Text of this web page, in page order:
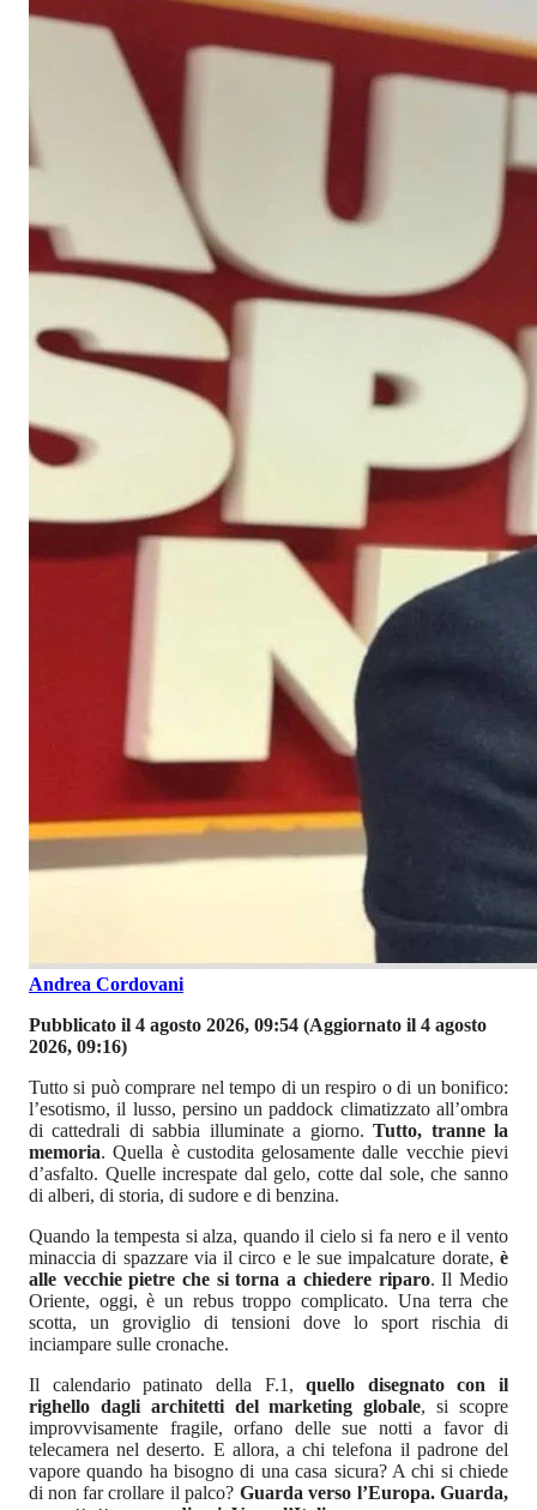
Andrea Cordovani
Pubblicato il 4 agosto 2026, 09:54 (Aggiornato il 4 agosto
2026, 09:16)
Tutto si può comprare nel tempo di un respiro o di un bonifico:
l’esotismo, il lusso, persino un paddock climatizzato all’ombra
di cattedrali di sabbia illuminate a giorno. Tutto, tranne la
memoria. Quella è custodita gelosamente dalle vecchie pievi
d’asfalto. Quelle increspate dal gelo, cotte dal sole, che sanno
di alberi, di storia, di sudore e di benzina.
Quando la tempesta si alza, quando il cielo si fa nero e il vento
minaccia di spazzare via il circo e le sue impalcature dorate, è
alle vecchie pietre che si torna a chiedere riparo. Il Medio
Oriente, oggi, è un rebus troppo complicato. Una terra che
scotta, un groviglio di tensioni dove lo sport rischia di
inciampare sulle cronache.
Il calendario patinato della F.1,quello disegnato con il
righello dagli architetti del marketing globale, si scopre
improvvisamente fragile, orfano delle sue notti a favor di
telecamera nel deserto. E allora, a chi telefona il padrone del
vapore quando ha bisogno di una casa sicura? A chi si chiede
di non far crollare il palco? Guarda verso l’Europa. Guarda,